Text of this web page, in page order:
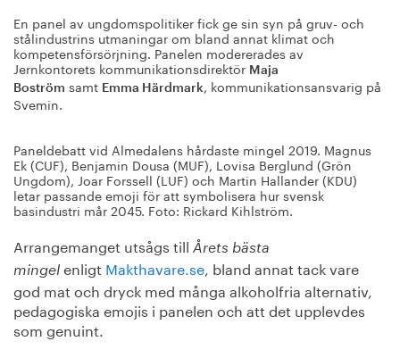
En panel av ungdomspolitiker fick ge sin syn på gruv- och
stålindustrins utmaningar om bland annat klimat och
kompetensförsörjning. Panelen modererades av
Jernkontorets kommunikationsdirektör Maja
Boström samt Emma Härdmark, kommunikationsansvarig på
Svemin.
Paneldebatt vid Almedalens hårdaste mingel 2019. Magnus
Ek (CUF), Benjamin Dousa (MUF), Lovisa Berglund (Grön
Ungdom), Joar Forssell (LUF) och Martin Hallander (KDU)
letar passande emoji för att symbolisera hur svensk
basindustri mår 2045. Foto: Rickard Kihlström.
Arrangemanget utsågs till Årets bästa
mingel enligt Makthavare.se, bland annat tack vare
god mat och dryck med många alkoholfria alternativ,
pedagogiska emojis i panelen och att det upplevdes
som genuint.